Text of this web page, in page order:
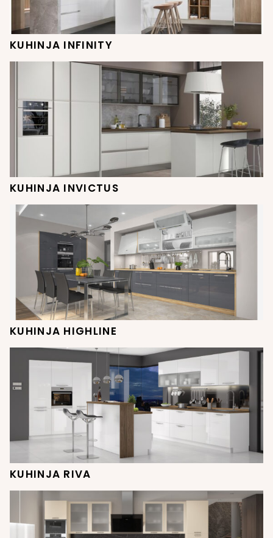
KUHINJA INFINITY
KUHINJA INVICTUS
KUHINJA HIGHLINE
KUHINJA RIVA